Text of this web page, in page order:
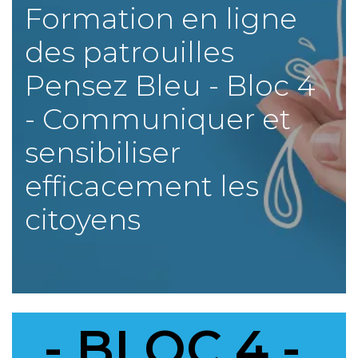
Formation en ligne
des patrouilles
Pensez Bleu - Bloc 4
- Communiquer et
sensibiliser
efficacement les
citoyens